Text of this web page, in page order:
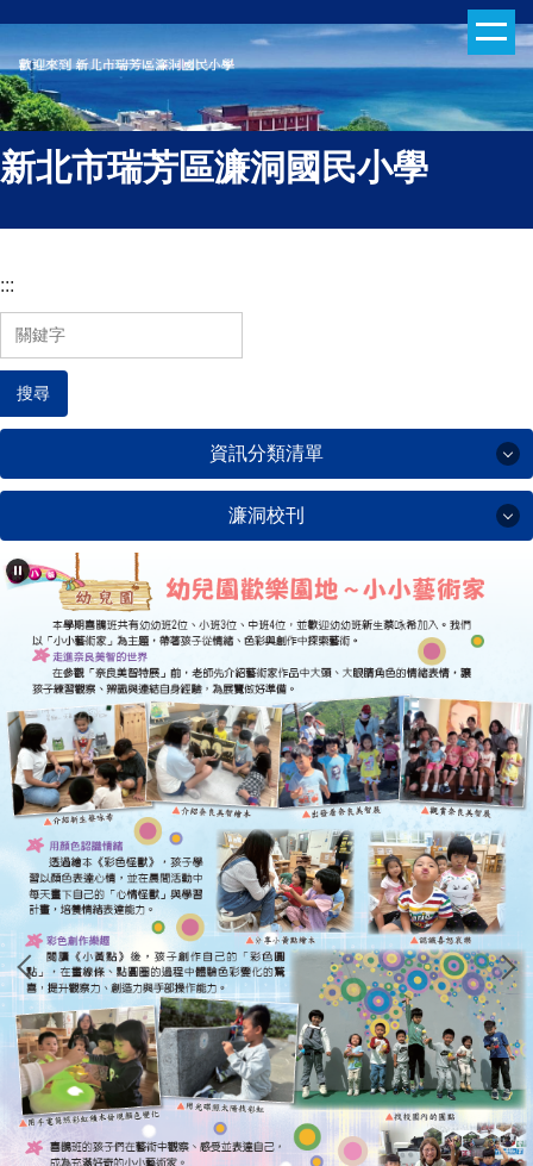
到
主
要
內
容
區
新北市瑞芳區濂洞國民小學
:::
搜尋
資訊分類清單
學校簡介
行政單位
校友專區
濂洞校刊
學習資源
成果專區
英語日活動專區
校外人士協助教學專區
濂洞國小70週年校慶
濂洞校刊
濂洞校刊
心濂心校刊
濂洞電子報